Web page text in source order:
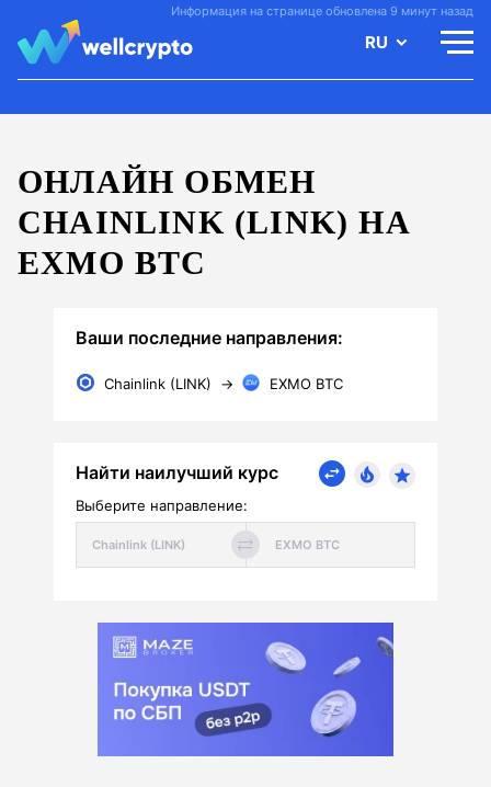
Информация на странице обновлена 9 минут назад
RU
ОНЛАЙН ОБМЕН
CHAINLINK (LINK) НА
EXMO BTC
Ваши последние направления:
Chainlink (LINK) → EXMO BTC
Найти наилучший курс
Выберите направление: